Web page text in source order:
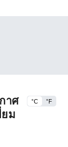
าศ
ยม
°C °F